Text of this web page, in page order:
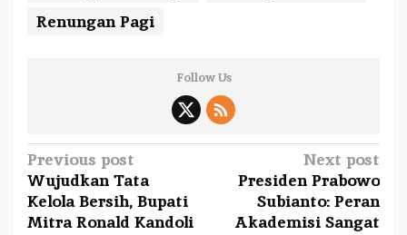
Renungan Pagi
Follow Us
P
o
s
Previous post
Wujudkan Tata
Kelola Bersih, Bupati
Mitra Ronald Kandoli
Next post
Presiden Prabowo
Subianto: Peran
Akademisi Sangat